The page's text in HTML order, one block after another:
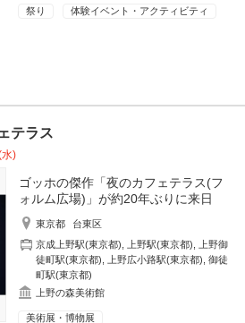
祭り 体験イベント・アクティビティ
テラス
)
ゴッホの傑作「夜のカフェテラス(フ
ォルム広場)」が約20年ぶりに来日
東京都
台東区
京成上野駅(東京都)
上野駅(東京都)
上野御
徒町駅(東京都)
上野広小路駅(東京都) ,御徒
町駅(東京都)
上野の森美術館
美術展・博物展